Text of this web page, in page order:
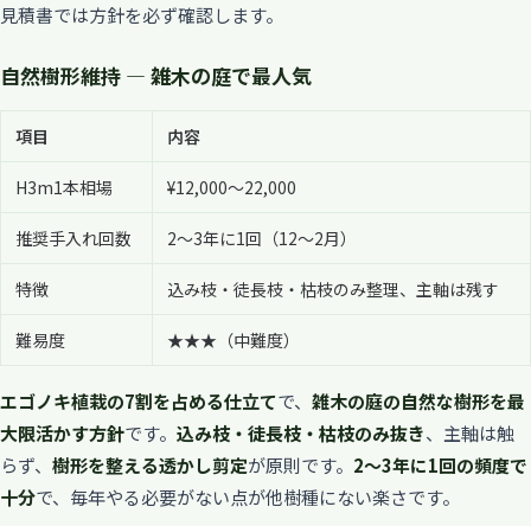
見積書では方針を必ず確認します。
自然樹形維持 — 雑木の庭で最人気
項目 内容
H3m1本相場 ¥12,000〜22,000
推奨手入れ回数 2〜3年に1回（12〜2月）
特徴 込み枝・徒長枝・枯枝のみ整理、主軸は残す
難易度 ★★★（中難度）
エゴノキ植栽の7割を占める仕立てで、 雑木の庭の自然な樹形を最
大限活かす方針です。 込み枝・徒長枝・枯枝のみ抜き、主軸は触
らず、 樹形を整える透かし剪定が原則です。 2〜3年に1回の頻度で
十分で、毎年やる必要がない点が他樹種にない楽さです。